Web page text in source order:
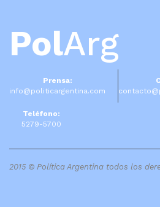
PolArg
Prensa:
info@politicargentina.com
Teléfono:
5279-5700
2015 © Política Argentina todos los